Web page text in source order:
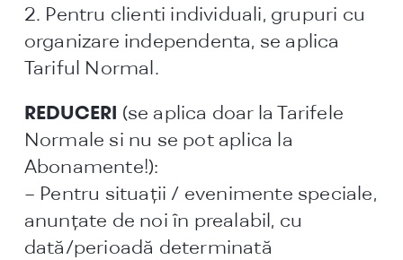
2. Pentru clienti individuali, grupuri cu
organizare independenta, se aplica
Tariful Normal.
REDUCERI (se aplica doar la Tarifele
Normale si nu se pot aplica la
Abonamente!):
– Pentru situații / evenimente speciale,
anunțate de noi în prealabil, cu
dată/perioadă determinată